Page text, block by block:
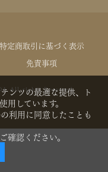
特定商取引に基づく表示
免責事項
All rights Reserved.
ンツの最適な提供、ト
用しています。
利用に同意したことも
確認ください。